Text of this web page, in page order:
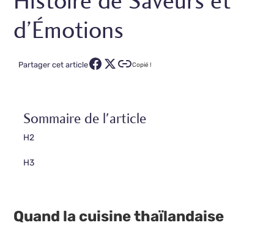
d’Émotions
Partager cet article Copié !
Sommaire de l'article
H2
H3
Quand la cuisine thaïlandaise